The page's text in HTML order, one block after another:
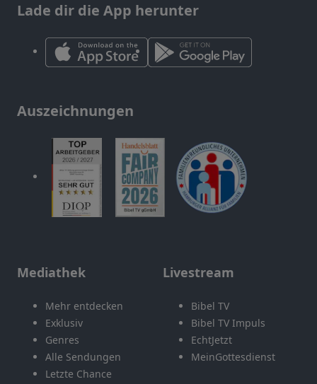
Lade dir die App herunter
Auszeichnungen
Mediathek
Mehr entdecken
Exklusiv
Genres
Alle Sendungen
Letzte Chance
Livestream
Bibel TV
Bibel TV Impuls
EchtJetzt
MeinGottesdienst